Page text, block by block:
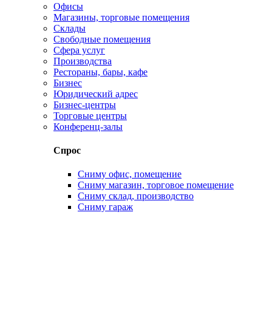
Офисы
Магазины, торговые помещения
Склады
Свободные помещения
Сфера услуг
Производства
Рестораны, бары, кафе
Бизнес
Юридический адрес
Бизнес-центры
Торговые центры
Конференц-залы
Спрос
Сниму офис, помещение
Сниму магазин, торговое помещение
Сниму склад, производство
Сниму гараж